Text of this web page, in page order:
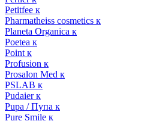
Petitfee к
Pharmatheiss cosmetics к
Planeta Organica к
Poetea к
Point к
Profusion к
Prosalon Med к
PSLAB к
Pudaier к
Pupa / Пупа к
Pure Smile к